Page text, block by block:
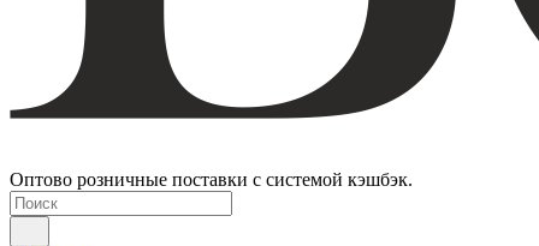
Оптово розничные поставки с системой кэшбэк.